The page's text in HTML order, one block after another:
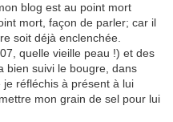
blog est au point mort
mort, façon de parler; car il
soit déjà enclenchée.
quelle vieille peau !) et des
bien suivi le bougre, dans
réfléchis à présent à lui
mon grain de sel pour lui